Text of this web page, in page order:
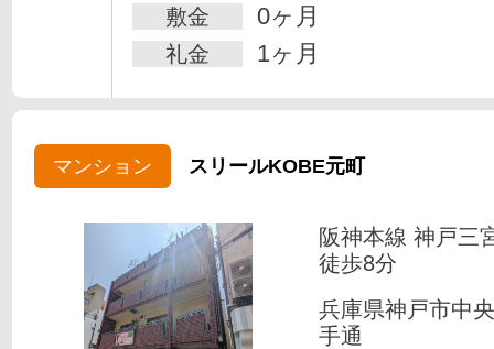
敷金 0ヶ月
礼金 1ヶ月
マンション スリールKOBE元町
阪神本線 神戸三
徒歩8分
兵庫県神戸市中
手通